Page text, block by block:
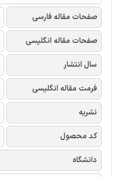
صفحات مقاله فارسی
صفحات مقاله انگلیسی
سال انتشار
فرمت مقاله انگلیسی
نشریه
کد محصول
دانشگاه